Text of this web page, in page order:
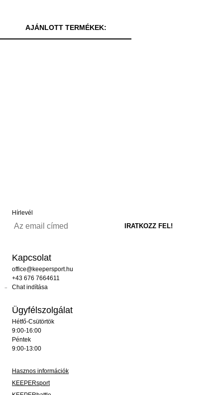
AJÁNLOTT TERMÉKEK:
Hírlevél
Kapcsolat
office@keepersport.hu
+43 676 7664611
Chat indítása
Ügyfélszolgálat
Hétfő-Csütörtök
9:00-16:00
Péntek
9:00-13:00
Hasznos információk
KEEPERsport